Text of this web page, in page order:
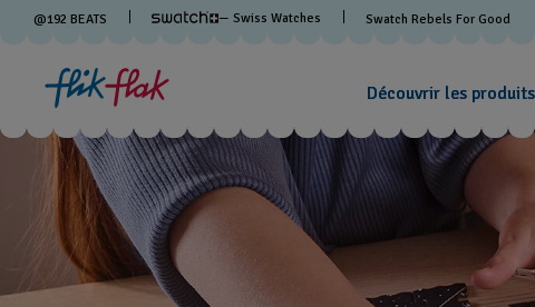
@192 BEATS — Swiss Watches Swatch Rebels For Good
Découvrir les produits